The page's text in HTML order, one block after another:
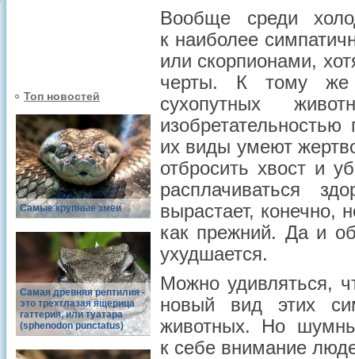
Топ новостей
Самые крупные змеи
Самая древняя рептилия -
это трехглазая ящерица
гаттерия, или туатара
(sphenodon punctatus)
Вообще среди
к наиболее
или скорпионами,
черты. К тому же
сухопутных
их виды умеют
отбросить хвост и
расплачиваться
вырастает, конечно,
как прежний. Да и
ухудшается.
Можно удивляться,
новый вид этих
животных. Но
к себе внимание